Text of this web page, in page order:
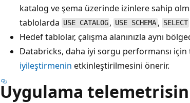
katalog ve şema üzerinde izinlere sahip
tablolarda USE CATALOG , USE SCHEMA , SELECT
Hedef tablolar, çalışma alanınızla aynı
Databricks, daha iyi sorgu performansı
iyileştirmenin etkinleştirilmesini önerir.
Uygulama